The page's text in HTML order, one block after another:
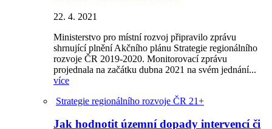
22. 4. 2021
Ministerstvo pro místní rozvoj připravilo zprávu
shrnující plnění Akčního plánu Strategie regionálního
rozvoje ČR 2019-2020. Monitorovací zprávu
projednala na začátku dubna 2021 na svém jednání...
více
Strategie regionálního rozvoje ČR 21+
Jak hodnotit územní dopady intervencí či